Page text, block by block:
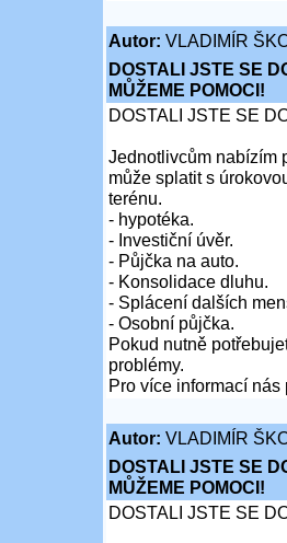
Autor: VLADIMÍR
DOSTALI JSTE SE
MŮŽEME POMOCI!
DOSTALI JSTE SE
Jednotlivcům nabízím
může splatit s
terénu.
- hypotéka.
- Investiční úvěr.
- Půjčka na auto.
- Konsolidace dluhu.
- Splácení dalších
- Osobní půjčka.
Pokud nutně
problémy.
Pro více informací nás
Autor: VLADIMÍR
DOSTALI JSTE SE
MŮŽEME POMOCI!
DOSTALI JSTE SE